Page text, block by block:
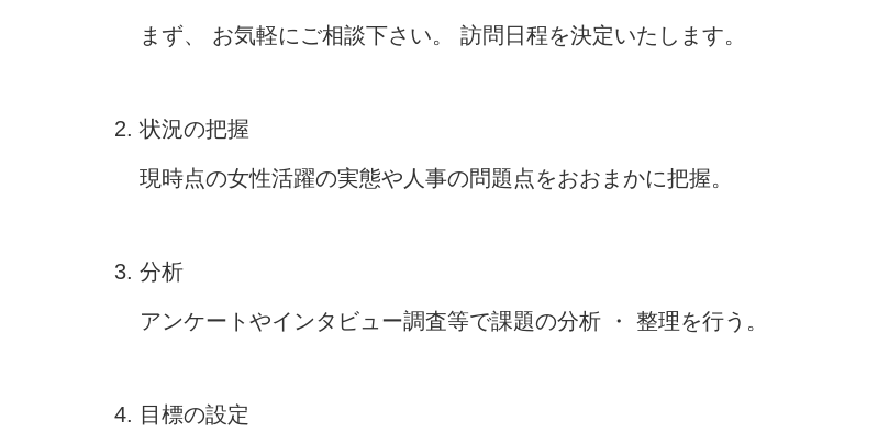
まず、 お気軽にご相談下さい。 訪問日程を決定いたします。
状況の把握
現時点の女性活躍の実態や人事の問題点をおおまかに把握。
分析
アンケートやインタビュー調査等で課題の分析 ・ 整理を行う。
目標の設定